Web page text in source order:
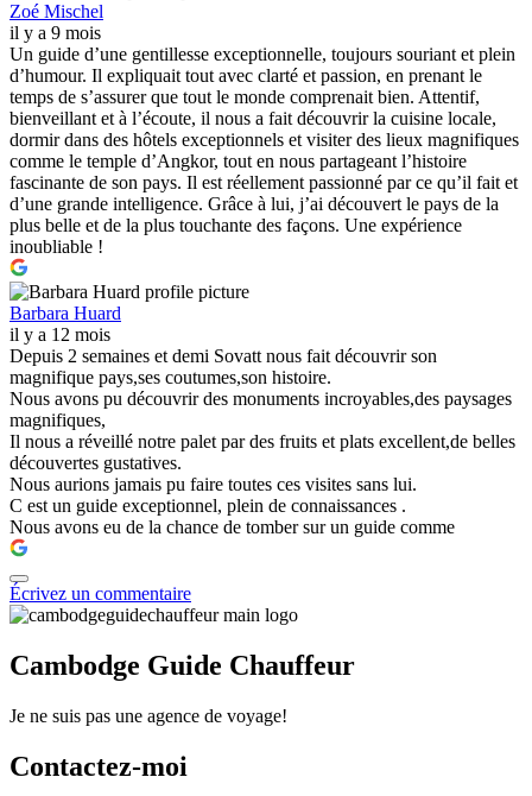
Zoé Mischel
il y a 9 mois
Un guide d’une gentillesse exceptionnelle, toujours souriant et plein
d’humour. Il expliquait tout avec clarté et passion, en prenant le
temps de s’assurer que tout le monde comprenait bien. Attentif,
bienveillant et à l’écoute, il nous a fait découvrir la cuisine locale,
dormir dans des hôtels exceptionnels et visiter des lieux magnifiques
comme le temple d’Angkor, tout en nous partageant l’histoire
fascinante de son pays. Il est réellement passionné par ce qu’il fait et
d’une grande intelligence. Grâce à lui, j’ai découvert le pays de la
plus belle et de la plus touchante des façons. Une expérience
inoubliable !
Barbara Huard
il y a 12 mois
Depuis 2 semaines et demi Sovatt nous fait découvrir son
magnifique pays,ses coutumes,son histoire.
Nous avons pu découvrir des monuments incroyables,des paysages
magnifiques,
Il nous a réveillé notre palet par des fruits et plats excellent,de belles
découvertes gustatives.
Nous aurions jamais pu faire toutes ces visites sans lui.
C est un guide exceptionnel, plein de connaissances .
Nous avons eu de la chance de tomber sur un guide comme
Écrivez un commentaire
Cambodge Guide Chauffeur
Je ne suis pas une agence de voyage!
Contactez-moi